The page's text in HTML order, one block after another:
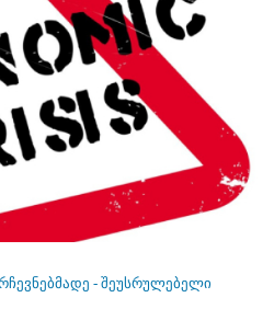
- შეუსრულებელი